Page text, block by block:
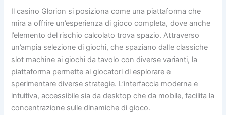
Il casino Glorion si posiziona come una piattaforma che
mira a offrire un’esperienza di gioco completa, dove anche
l’elemento del rischio calcolato trova spazio. Attraverso
un’ampia selezione di giochi, che spaziano dalle classiche
slot machine ai giochi da tavolo con diverse varianti, la
piattaforma permette ai giocatori di esplorare e
sperimentare diverse strategie. L’interfaccia moderna e
intuitiva, accessibile sia da desktop che da mobile, facilita la
concentrazione sulle dinamiche di gioco.